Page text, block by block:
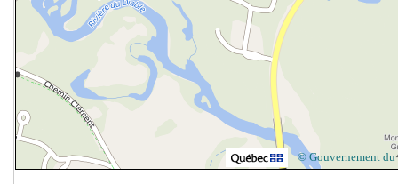
© Gouvernement du